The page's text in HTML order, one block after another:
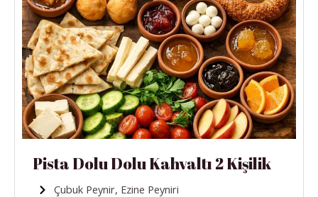
Pista Dolu Dolu Kahvaltı 2 Kişilik
Çubuk Peynir, Ezine Peyniri